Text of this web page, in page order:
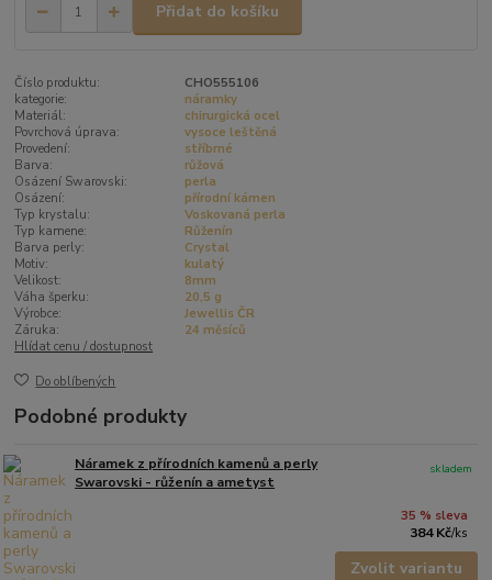
Přidat do košíku
Číslo produktu:
CHO555106
kategorie:
náramky
Materiál:
chirurgická ocel
Povrchová úprava:
vysoce leštěná
Provedení:
stříbrné
Barva:
růžová
Osázení Swarovski:
perla
Osázení:
přírodní kámen
Typ krystalu:
Voskovaná perla
Typ kamene:
Růženín
Barva perly:
Crystal
Motiv:
kulatý
Velikost:
8mm
Váha šperku:
20,5 g
Výrobce:
Jewellis ČR
Záruka:
24 měsíců
Hlídat cenu / dostupnost
Do oblíbených
Podobné produkty
Náramek z přírodních kamenů a perly
Swarovski - růženín a ametyst
35 % sleva
384 Kč/ks
skladem
Zvolit variantu